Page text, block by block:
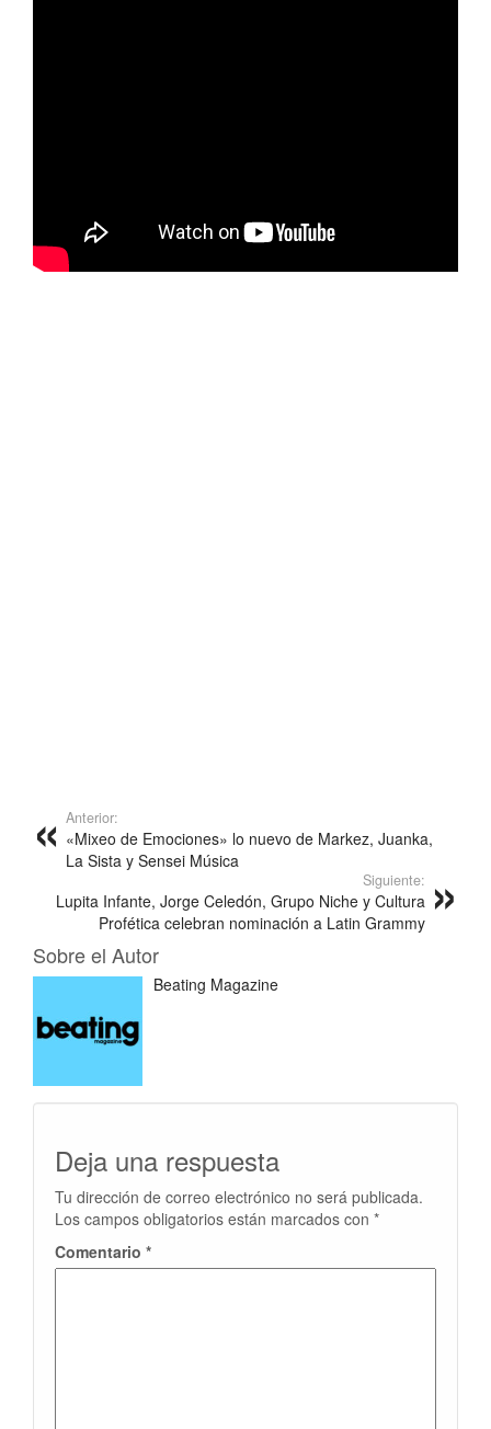
Anterior:
«Mixeo de Emociones» lo nuevo de Markez, Juanka,
La Sista y Sensei Música
Siguiente:
Lupita Infante, Jorge Celedón, Grupo Niche y Cultura
Profética celebran nominación a Latin Grammy
Sobre el Autor
Beating Magazine
Deja una respuesta
Tu dirección de correo electrónico no será publicada.
Los campos obligatorios están marcados con *
Comentario *